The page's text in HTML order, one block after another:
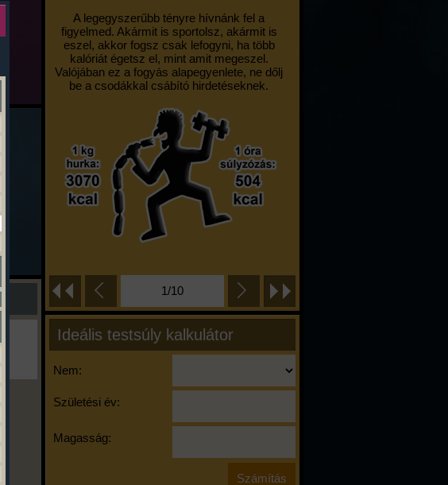
A legegyszerűbb tényre hívnánk fel a
figyelmed. Akármit is sportolsz, akármit is
eszel, akkor fogsz csak lefogyni, ha több
kalóriát égetsz el, mint amit megeszel.
Valójában ez a fogyás alapegyenlete, ne dőlj
be a csodákkal csábító hirdetéseknek.
1/10
Ideális testsúly kalkulátor
Nem:
Születési év:
Magasság: